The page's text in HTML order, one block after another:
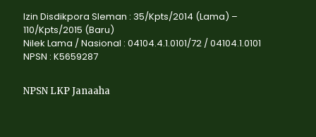
Izin Disdikpora Sleman : 35/Kpts/2014 (Lama) –
110/Kpts/2015 (Baru)
Nilek Lama / Nasional : 04104.4.1.0101/72 / 04104.1.0101
NPSN : K5659287
NPSN LKP Janaaha